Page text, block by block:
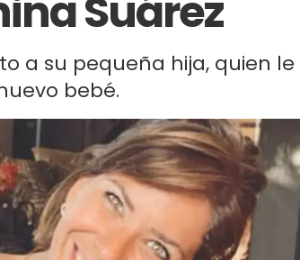
Suárez
a su pequeña hija, quien le
bebé.